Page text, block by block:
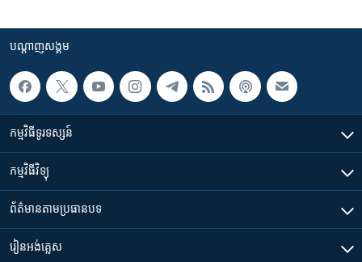
បណ្តាញ​សង្គម
កម្មវិធី​ទូរទស្សន៍
កម្មវិធី​វិទ្យុ
ព័ត៌មាន​តាមប្រធានបទ​
រៀន​​អង់គ្លេស